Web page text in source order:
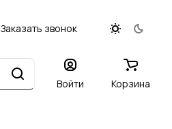
Заказать звонок
Войти Корзина